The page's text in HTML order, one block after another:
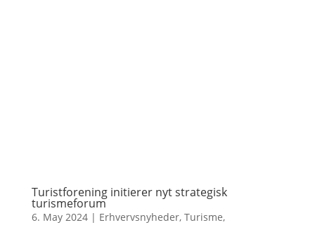
Turistforening initierer nyt strategisk
turismeforum
6. May 2024| Erhvervsnyheder, Turisme,